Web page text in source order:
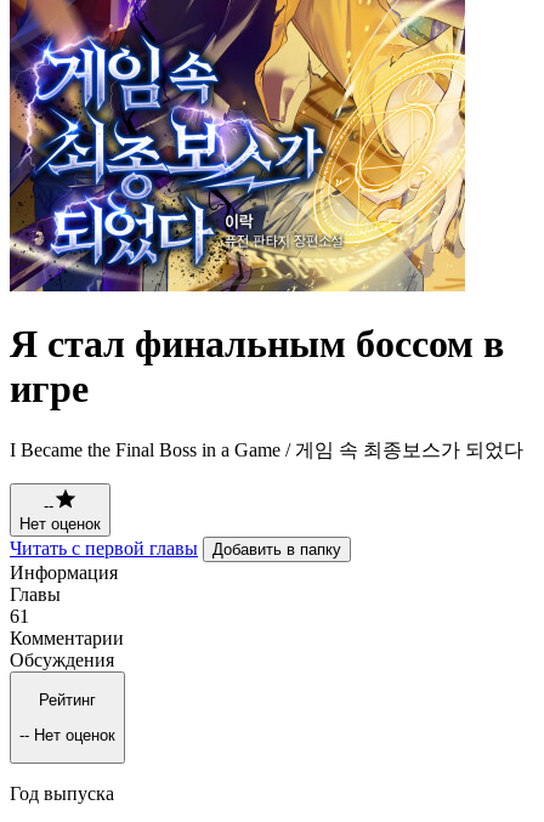
Я стал финальным боссом в
игре
I Became the Final Boss in a Game / 게임 속 최종보스가 되었다
--
Нет оценок
Читать с первой главы Добавить в папку
Информация
Главы
61
Комментарии
Обсуждения
Рейтинг
-- Нет оценок
Год выпуска